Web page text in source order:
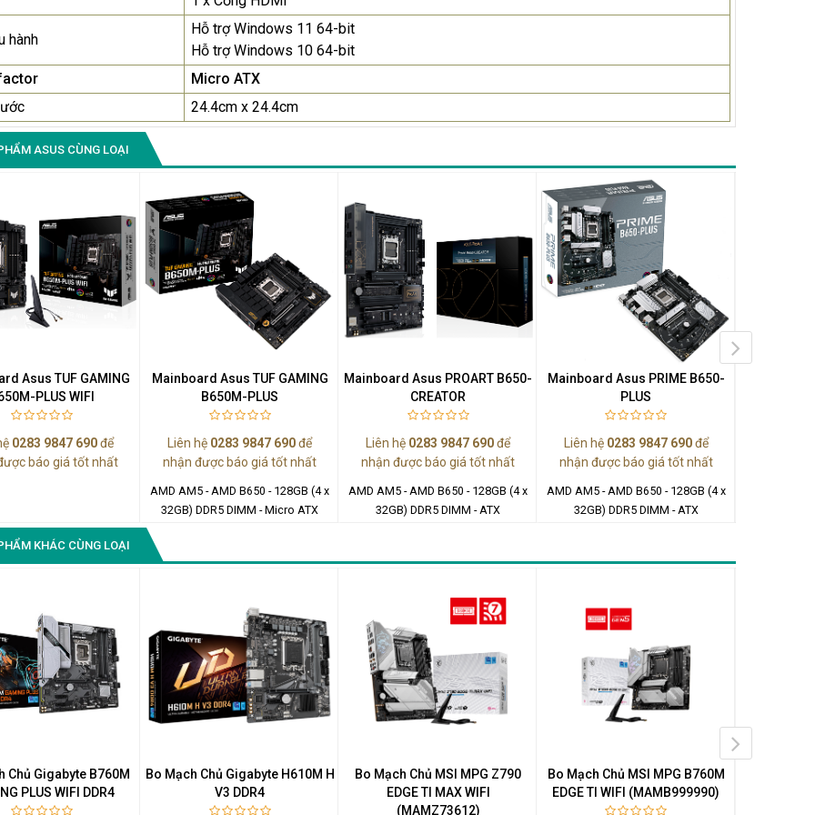
hành
Hỗ trợ Windows 11 64-bit
Hỗ trợ Windows 10 64-bit
Micro ATX
24.4cm x 24.4cm
ASUS CÙNG LOẠI
Asus TUF GAMING
PLUS WIFI
0283 9847 690để
báo giá tốt nhất
Mainboard Asus TUF GAMING
B650M-PLUS
Liên hệ 0283 9847 690để
nhận được báo giá tốt nhất
AMD AM5 - AMD B650 - 128GB (4 x
32GB) DDR5 DIMM - Micro ATX
Mainboard Asus PROART B650-
CREATOR
Liên hệ 0283 9847 690để
nhận được báo giá tốt nhất
AMD AM5 - AMD B650 - 128GB (4 x
32GB) DDR5 DIMM - ATX
Mainboard Asus PRIME B650-
PLUS
Liên hệ 0283 9847 690để
nhận được báo giá tốt nhất
AMD AM5 - AMD B650 - 128GB (4 x
32GB) DDR5 DIMM - ATX
KHÁC CÙNG LOẠI
Chủ Gigabyte B760M
PLUS WIFI DDR4
Bo Mạch Chủ Gigabyte H610M H
V3 DDR4
Bo Mạch Chủ MSI MPG Z790
EDGE TI MAX WIFI
(MAMZ73612)
Bo Mạch Chủ MSI MPG B760M
EDGE TI WIFI (MAMB999990)